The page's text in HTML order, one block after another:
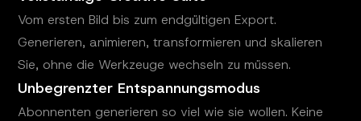
Vom ersten Bild bis zum endgültigen Export.
Generieren, animieren, transformieren und skalieren
Sie, ohne die Werkzeuge wechseln zu müssen.
Unbegrenzter Entspannungsmodus
Abonnenten generieren so viel wie sie wollen. Keine